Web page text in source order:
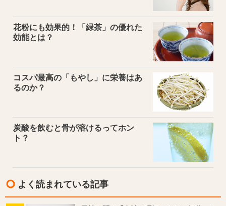
花粉にも効果的！「緑茶」の優れた
効能とは？
コスパ最高の「もやし」に栄養はあ
るのか？
炭酸を飲むと骨が溶けるってホン
ト？
よく読まれている記事